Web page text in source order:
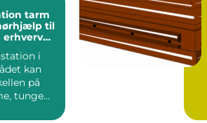
tarm
til
erhverv
i
kan
på
tunge